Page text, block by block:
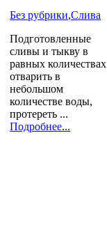
Без рубрики,Слива
Подготовленные
сливы и тыкву в
равных количествах
отварить в
небольшом
количестве воды,
протереть ...
Подробнее...